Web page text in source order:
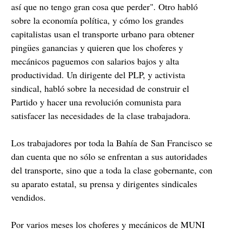
así que no tengo gran cosa que perder". Otro habló
sobre la economía política, y cómo los grandes
capitalistas usan el transporte urbano para obtener
pingües ganancias y quieren que los choferes y
mecánicos paguemos con salarios bajos y alta
productividad. Un dirigente del PLP, y activista
sindical, habló sobre la necesidad de construir el
Partido y hacer una revolución comunista para
satisfacer las necesidades de la clase trabajadora.
Los trabajadores por toda la Bahía de San Francisco se
dan cuenta que no sólo se enfrentan a sus autoridades
del transporte, sino que a toda la clase gobernante, con
su aparato estatal, su prensa y dirigentes sindicales
vendidos.
Por varios meses los choferes y mecánicos de MUNI